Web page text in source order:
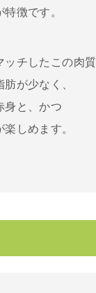
徴です。
ッチしたこの肉
が少なく、
身と、かつ
しめます。